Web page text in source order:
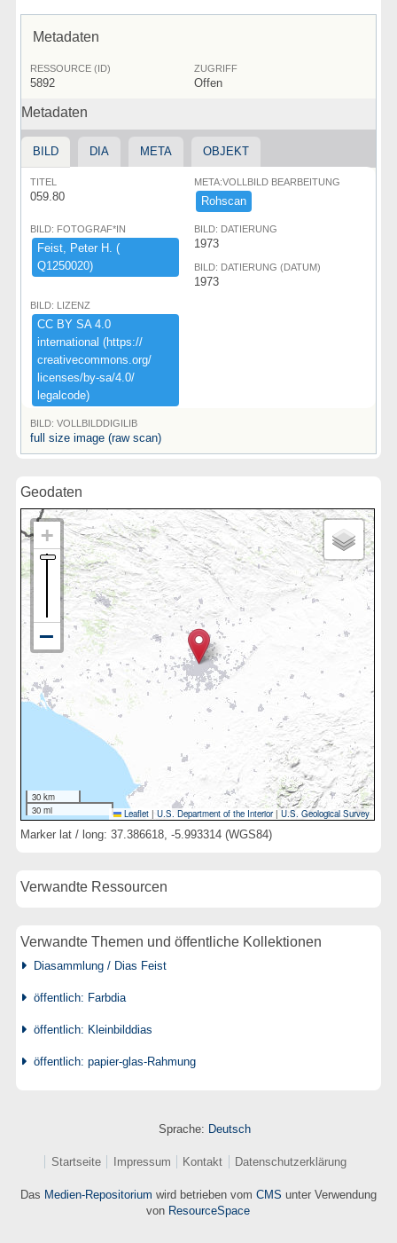
Metadaten
RESSOURCE (ID)
5892
ZUGRIFF
Offen
Metadaten
BILD DIA META OBJEKT
TITEL
059.80
META:VOLLBILD BEARBEITUNG
Rohscan
BILD: FOTOGRAF*IN
Feist,​ ​Peter ​H.​ ​(​
Q1250020)​
BILD: DATIERUNG
1973
BILD: DATIERUNG (DATUM)
1973
BILD: LIZENZ
CC ​BY ​SA ​4.​0 ​
international ​(​https:​/​/​
creativecommons.​org/​
licenses/​by-​sa/​4.​0/​
legalcode)​
BILD: VOLLBILDDIGILIB
full size image (raw scan)
Geodaten
30 km
30 mi
Leaflet | U.S. Department of the Interior|U.S. Geological Survey
Marker lat / long: 37.386618, -5.993314 (WGS84)
Verwandte Ressourcen
Verwandte Themen und öffentliche Kollektionen
Diasammlung / Dias Feist
öffentlich: Farbdia
öffentlich: Kleinbilddias
öffentlich: papier-glas-Rahmung
Sprache: Deutsch
Startseite Impressum Kontakt Datenschutzerklärung
Das Medien-Repositorium wird betrieben vom CMS unter Verwendung
von ResourceSpace